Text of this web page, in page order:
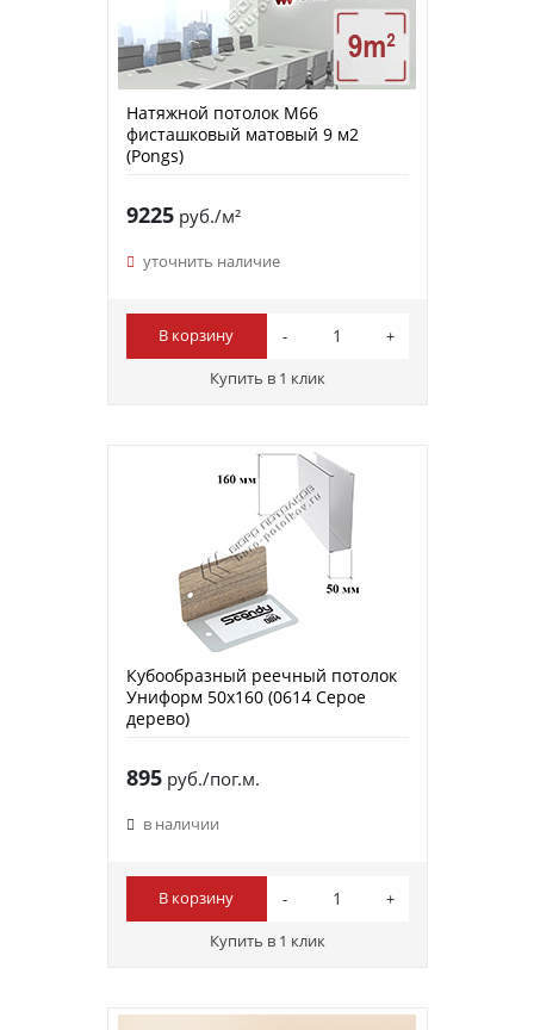
Натяжной потолок M66
фисташковый матовый 9 м2
(Pongs)
9225руб./м²
уточнить наличие
В корзину
Купить в 1 клик
Кубообразный реечный потолок
Униформ 50х160 (0614 Серое
дерево)
895руб./пог.м.
в наличии
В корзину
Купить в 1 клик